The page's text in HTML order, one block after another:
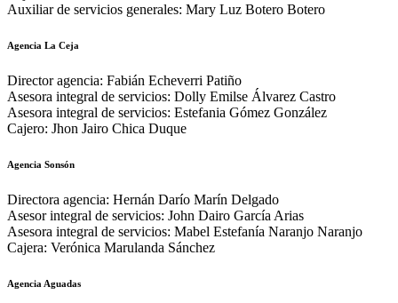
Auxiliar de servicios generales: Mary Luz Botero Botero
Agencia La Ceja
Director agencia: Fabián Echeverri Patiño
Asesora integral de servicios: Dolly Emilse Álvarez Castro
Asesora integral de servicios: Estefania Gómez González
Cajero: Jhon Jairo Chica Duque
Agencia Sonsón
Directora agencia: Hernán Darío Marín Delgado
Asesor integral de servicios: John Dairo García Arias
Asesora integral de servicios: Mabel Estefanía Naranjo Naranjo
Cajera: Verónica Marulanda Sánchez
Agencia Aguadas